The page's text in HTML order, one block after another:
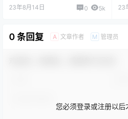
23年8月14日 0 5k 23
0 条回复 A 文章作者 M 管理员
您必须登录或注册以后